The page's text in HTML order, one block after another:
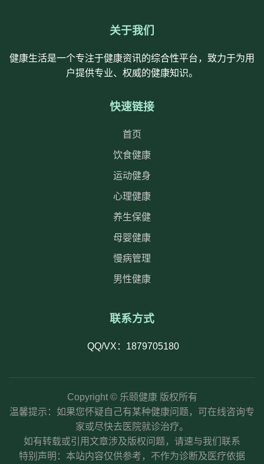
关于我们
健康生活是一个专注于健康资讯的综合性平台，致力于为用
户提供专业、权威的健康知识。
快速链接
首页
饮食健康
运动健身
心理健康
养生保健
母婴健康
慢病管理
男性健康
联系方式
QQ/VX：1879705180
Copyright © 乐颐健康 版权所有
温馨提示：如果您怀疑自己有某种健康问题，可在线咨询专
家或尽快去医院就诊治疗。
如有转载或引用文章涉及版权问题，请速与我们联系
特别声明：本站内容仅供参考，不作为诊断及医疗依据